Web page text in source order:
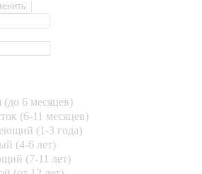
6 месяцев)
(6-11 месяцев)
(1-3 года)
(4-6 лет)
(7-11 лет)